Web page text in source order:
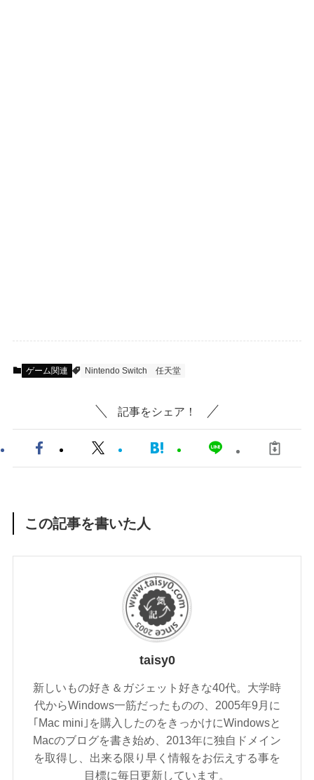
ゲーム関連 Nintendo Switch 任天堂
記事をシェア！
この記事を書いた人
taisy0
新しいもの好き＆ガジェット好きな40代。大学時
代からWindows一筋だったものの、2005年9月に
｢Mac mini｣を購入したのをきっかけにWindowsと
Macのブログを書き始め、2013年に独自ドメイン
を取得し、出来る限り早く情報をお伝えする事を
目標に毎日更新しています。